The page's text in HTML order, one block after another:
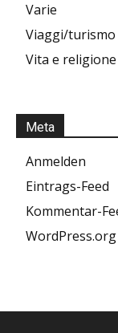
Varie
Viaggi/turismo
Vita e religione
Meta
Anmelden
Eintrags-Feed
Kommentar-
WordPress.org